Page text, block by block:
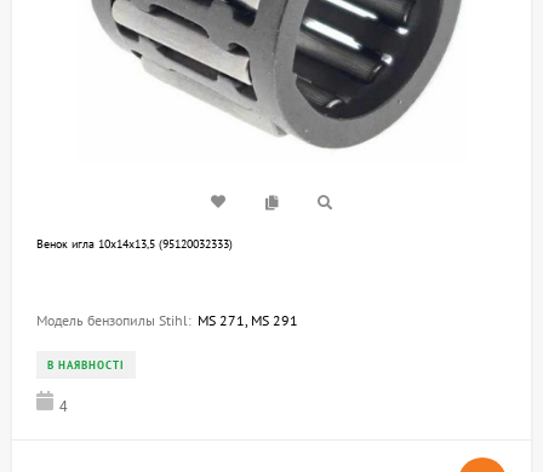
Венок игла 10х14х13,5 (95120032333)
Модель бензопилы Stihl: MS 271, MS 291
В НАЯВНОСТІ
4